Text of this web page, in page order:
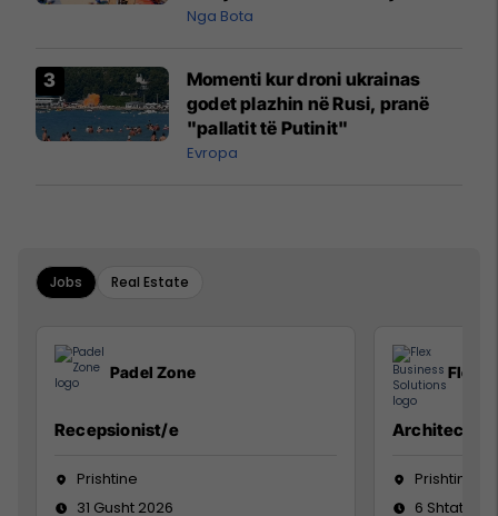
pazakontë
Nga Bota
Momenti kur droni ukrainas
godet plazhin në Rusi, pranë
"pallatit të Putinit"
Evropa
Jobs Real Estate
Padel Zone
Recepsionist/e
Prishtine
31 Gusht 2026
Flex
Architect
Prishtinë
6 Shtator